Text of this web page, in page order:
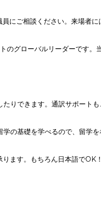
ご相談ください。来場者
のグローバルリーダーです。
りできます。通訳サポートも
の基礎を学べるので、留学
ます。もちろん日本語でOK！